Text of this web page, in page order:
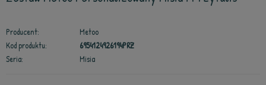
Producent:
Metoo
Kod produktu:
6954124926194PRZ
Seria:
Misia